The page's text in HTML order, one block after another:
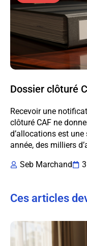
Dossier clôturé
Recevoir une
clôturé CAF ne
d’allocations est
année, des milliers
Seb Marchand
Ces articles